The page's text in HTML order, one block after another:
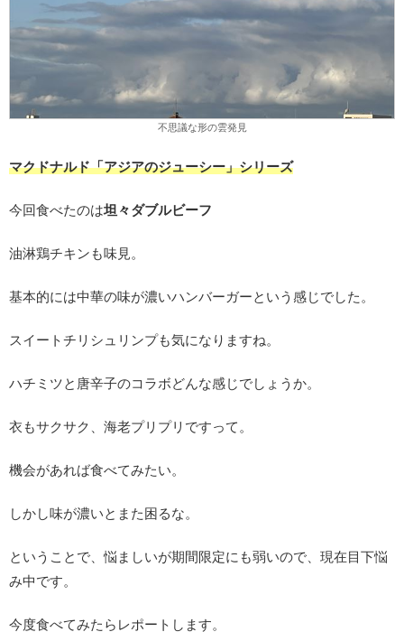
不思議な形の雲発見
マクドナルド「アジアのジューシー」シリーズ
今回食べたのは坦々ダブルビーフ
油淋鶏チキンも味見。
基本的には中華の味が濃いハンバーガーという感じでした。
スイートチリシュリンプも気になりますね。
ハチミツと唐辛子のコラボどんな感じでしょうか。
衣もサクサク、海老プリプリですって。
機会があれば食べてみたい。
しかし味が濃いとまた困るな。
ということで、悩ましいが期間限定にも弱いので、現在目下悩
み中です。
今度食べてみたらレポートします。